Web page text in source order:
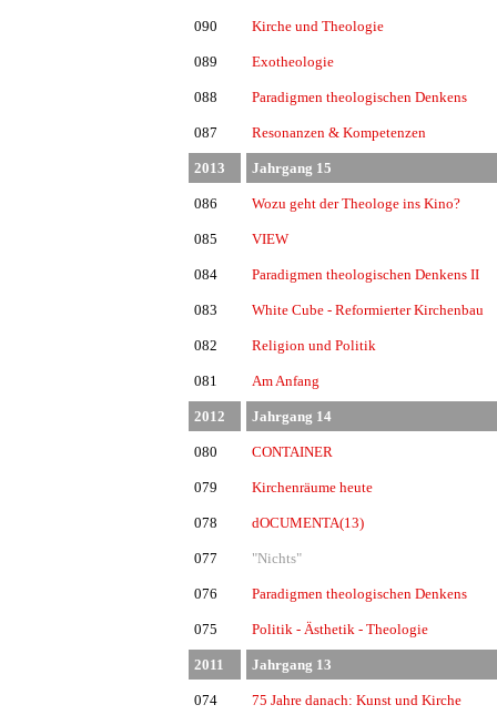
090 Kirche und Theologie
089 Exotheologie
088 Paradigmen theologischen Denkens
087 Resonanzen & Kompetenzen
2013 Jahrgang 15
086 Wozu geht der Theologe ins Kino?
085 VIEW
084 Paradigmen theologischen Denkens II
083 White Cube - Reformierter Kirchenbau
082 Religion und Politik
081 Am Anfang
2012 Jahrgang 14
080 CONTAINER
079 Kirchenräume heute
078 dOCUMENTA(13)
077 "Nichts"
076 Paradigmen theologischen Denkens
075 Politik - Ästhetik - Theologie
2011 Jahrgang 13
074 75 Jahre danach: Kunst und Kirche